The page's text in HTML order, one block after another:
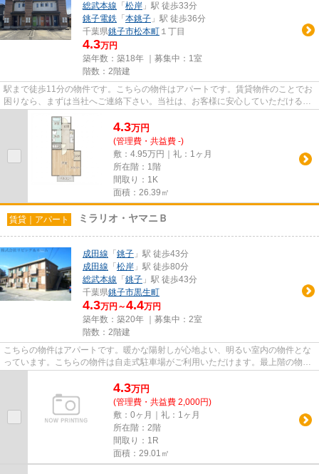
総武本線 「 松岸 」駅 徒歩33分
銚子電鉄 「 本銚子 」駅 徒歩36分
千葉県銚子市松本町 １丁目
4.3万円
築年数：築18年 ｜募集中： 1室
階数：2階建
駅まで徒歩11分の物件です。こちらの物件はアパートです。賃貸物件のことでお
困りなら、まずは当社へご連絡下さい。当社は、お客様に安心していただけるよ
4.3万円
(管理費・共益費 -)
敷：4.95万円｜礼：1ヶ月
所在階：1階
間取り：1K
面積：26.39㎡
賃貸｜アパート ミラリオ・ヤマニＢ
成田線 「 銚子 」駅 徒歩43分
成田線 「 松岸 」駅 徒歩80分
総武本線 「 銚子 」駅 徒歩43分
千葉県銚子市黒生町
4.3万円～4.4万円
築年数：築20年 ｜募集中： 2室
階数：2階建
こちらの物件はアパートです。暖かな陽射しが心地よい、明るい室内の物件とな
っています。こちらの物件は自走式駐車場がご利用いただけます。最上階の物件
4.3万円
(管理費・共益費 2,000円)
敷：0ヶ月｜礼：1ヶ月
所在階：2階
間取り：1R
面積：29.01㎡